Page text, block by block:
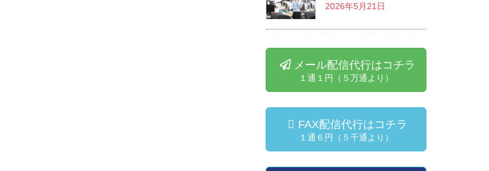
2026年5月21日
メール配信代行はコチラ
１通１円（５万通より）
FAX配信代行はコチラ
１通６円（５千通より）